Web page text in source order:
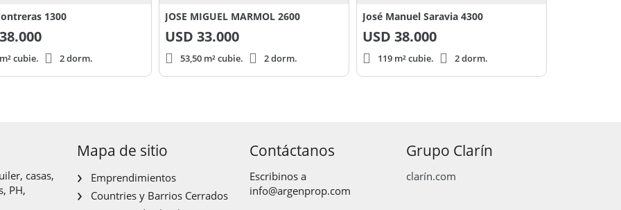
1300
38.000
cubie. 2 dorm.
JOSE MIGUEL MARMOL 2600
USD 33.000
53,50 m² cubie. 2 dorm.
José Manuel Saravia 4300
USD 38.000
119 m² cubie. 2 dorm.
casas,
PH,
Mapa de sitio
Emprendimientos
Countries y Barrios Cerrados
Contáctanos
Escribinos a
info@argenprop.com
Grupo Clarín
clarín.com